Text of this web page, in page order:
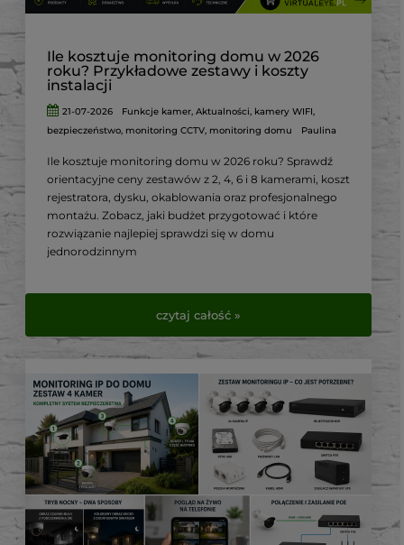
Ile kosztuje monitoring domu w 2026
roku? Przykładowe zestawy i koszty
instalacji
21-07-2026 Funkcje kamer,Aktualności, kamery WIFI,
bezpieczeństwo, monitoring CCTV, monitoring domu Paulina
Ile kosztuje monitoring domu w 2026 roku? Sprawdź
orientacyjne ceny zestawów z 2, 4, 6 i 8 kamerami, koszt
rejestratora, dysku, okablowania oraz profesjonalnego
montażu. Zobacz, jaki budżet przygotować i które
rozwiązanie najlepiej sprawdzi się w domu
jednorodzinnym
czytaj całość »